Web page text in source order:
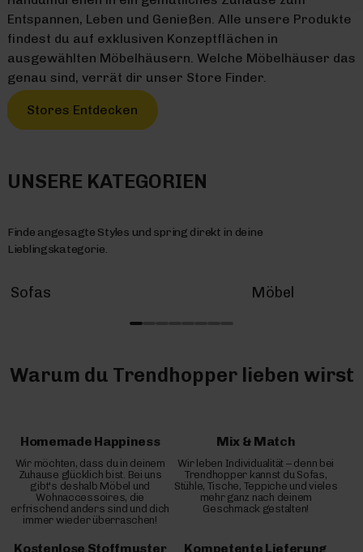
Entspannen, Leben und Genießen. Alle unsere Produkte
findest du auf exklusiven Konzeptflächen in
ausgewählten Möbelhäusern. Welche Möbelhäuser das
genau sind, verrät dir unser Store Finder.
Stores Entdecken
UNSERE KATEGORIEN
Finde angesagte Styles und spring direkt in deine
Lieblingskategorie.
Sofas Möbel
Warum du Trendhopper lieben wirst
Homemade Happiness
Wir möchten, dass du in deinem
Zuhause glücklich bist. Bei uns
gibt's deshalb Möbel und
Wohnaccessoires, die
erfrischend anders sind und dich
immer wieder überraschen!
Mix & Match
Wir leben Individualität – denn bei
Trendhopper kannst du Sofas,
Stühle, Tische, Teppiche und vieles
mehr ganz nach deinem
Geschmack gestalten!
Kostenlose Stoffmuster Kompetente Lieferung